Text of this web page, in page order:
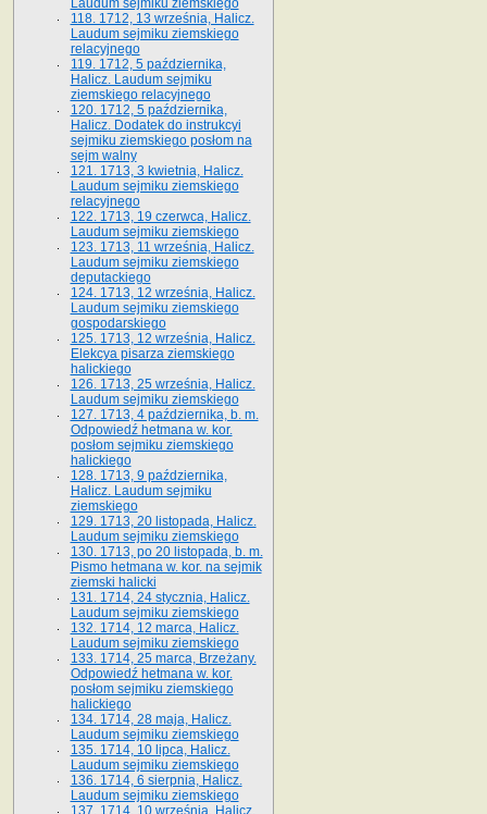
Laudum sejmiku ziemskiego
118. 1712, 13 września, Halicz.
Laudum sejmiku ziemskiego
relacyjnego
119. 1712, 5 października,
Halicz. Laudum sejmiku
ziemskiego relacyjnego
120. 1712, 5 października,
Halicz. Dodatek do instrukcyi
sejmiku ziemskiego posłom na
sejm walny
121. 1713, 3 kwietnia, Halicz.
Laudum sejmiku ziemskiego
relacyjnego
122. 1713, 19 czerwca, Halicz.
Laudum sejmiku ziemskiego
123. 1713, 11 września, Halicz.
Laudum sejmiku ziemskiego
deputackiego
124. 1713, 12 września, Halicz.
Laudum sejmiku ziemskiego
gospodarskiego
125. 1713, 12 września, Halicz.
Elekcya pisarza ziemskiego
halickiego
126. 1713, 25 września, Halicz.
Laudum sejmiku ziemskiego
127. 1713, 4 października, b. m.
Odpowiedź hetmana w. kor.
posłom sejmiku ziemskiego
halickiego
128. 1713, 9 października,
Halicz. Laudum sejmiku
ziemskiego
129. 1713, 20 listopada, Halicz.
Laudum sejmiku ziemskiego
130. 1713, po 20 listopada, b. m.
Pismo hetmana w. kor. na sejmik
ziemski halicki
131. 1714, 24 stycznia, Halicz.
Laudum sejmiku ziemskiego
132. 1714, 12 marca, Halicz.
Laudum sejmiku ziemskiego
133. 1714, 25 marca, Brzeżany.
Odpowiedź hetmana w. kor.
posłom sejmiku ziemskiego
halickiego
134. 1714, 28 maja, Halicz.
Laudum sejmiku ziemskiego
135. 1714, 10 lipca, Halicz.
Laudum sejmiku ziemskiego
136. 1714, 6 sierpnia, Halicz.
Laudum sejmiku ziemskiego
137. 1714, 10 września, Halicz.